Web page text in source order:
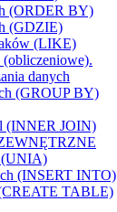
(ORDER BY)
(GDZIE)
(LIKE)
danych
(GROUP BY)
(INNER JOIN)
(UNIA)
(INSERT INTO)
TABLE)